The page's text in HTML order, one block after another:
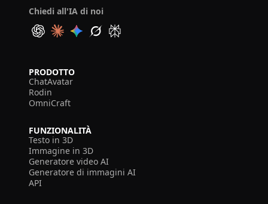
Chiedi all'IA di noi
PRODOTTO
ChatAvatar
Rodin
OmniCraft
FUNZIONALITÀ
Testo in 3D
Immagine in 3D
Generatore video AI
Generatore di immagini AI
API